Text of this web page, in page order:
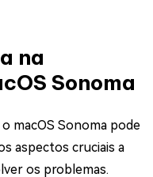
na
Sonoma
macOS Sonoma pode
aspectos cruciais a
os problemas.